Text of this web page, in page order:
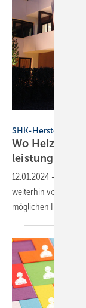
SHK-Hersteller
Wo
leistungsfähig
12.01.2024 -
weiterhin voll
möglichen